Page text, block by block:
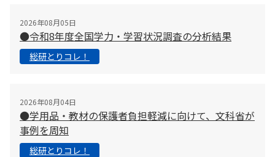
2026年08月05日
●令和8年度全国学力・学習状況調査の分析結果
総研とりコレ！
2026年08月04日
●学用品・教材の保護者負担軽減に向けて、文科省が
事例を周知
総研とりコレ！